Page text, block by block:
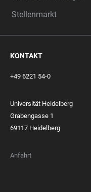
Stellenmarkt
KONTAKT
+49 6221 54-0
Universität Heidelberg
Grabengasse 1
69117 Heidelberg
Anfahrt